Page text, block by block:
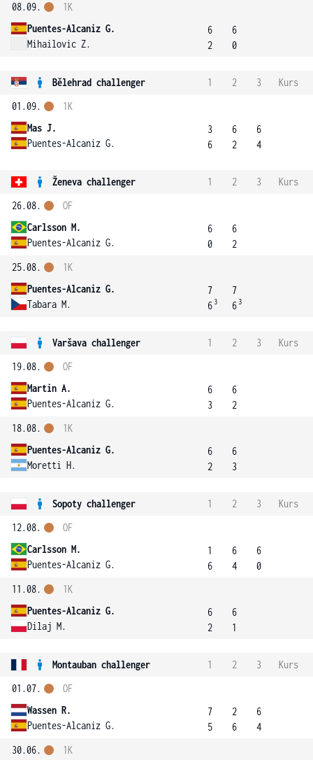
08.09.
Puentes-Alcaniz G.
Mihailovic Z.
1K
6
2
6
0
Bělehrad challenger 1 2 3
Kurs
01.09.
Mas J.
Puentes-Alcaniz G.
1K
3
6
6
2
6
4
Ženeva challenger 1 2 3
Kurs
26.08.
Carlsson M.
Puentes-Alcaniz G.
OF
6
0
6
2
25.08.
Puentes-Alcaniz G.
Tabara M.
1K
7
6 3
7
6 3
Varšava challenger 1 2 3
Kurs
19.08.
Martin A.
Puentes-Alcaniz G.
OF
6
3
6
2
18.08.
Puentes-Alcaniz G.
Moretti H.
1K
6
2
6
3
Sopoty challenger 1 2 3
Kurs
12.08.
Carlsson M.
Puentes-Alcaniz G.
OF
1
6
6
4
6
0
11.08.
Puentes-Alcaniz G.
Dilaj M.
1K
6
2
6
1
Montauban challenger 1 2 3
Kurs
01.07.
Wassen R.
Puentes-Alcaniz G.
OF
7
5
2
6
6
4
30.06.
1K